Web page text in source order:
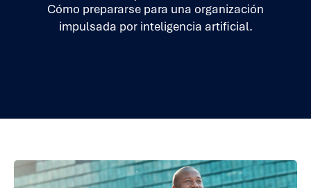
Cómo prepararse para una organización
impulsada por inteligencia artificial.